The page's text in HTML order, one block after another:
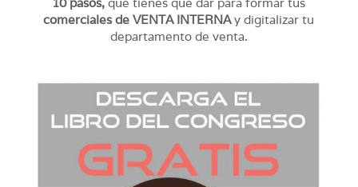
comerciales de VENTA INTERNAy digitalizar tu
departamento de venta.